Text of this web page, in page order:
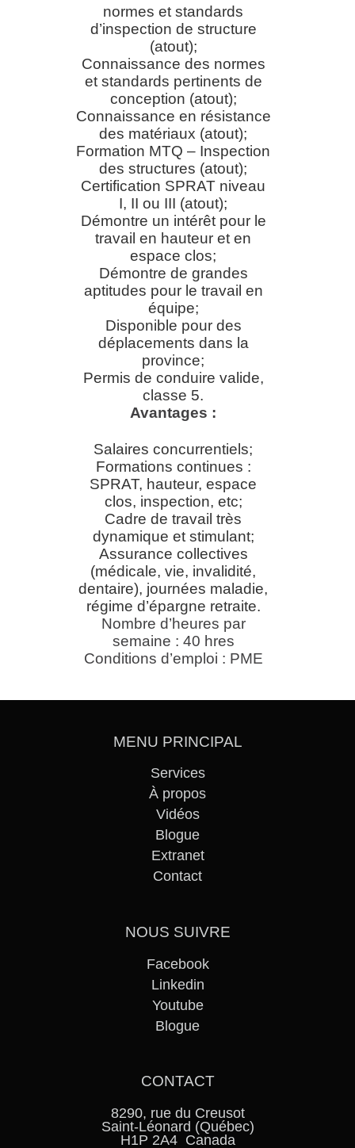
normes et standards
d’inspection de structure
(atout);
Connaissance des normes
et standards pertinents de
conception (atout);
Connaissance en résistance
des matériaux (atout);
Formation MTQ – Inspection
des structures (atout);
Certification SPRAT niveau
I, II ou III (atout);
Démontre un intérêt pour le
travail en hauteur et en
espace clos;
Démontre de grandes
aptitudes pour le travail en
équipe;
Disponible pour des
déplacements dans la
province;
Permis de conduire valide,
classe 5.
Avantages :
Salaires concurrentiels;
Formations continues :
SPRAT, hauteur, espace
clos, inspection, etc;
Cadre de travail très
dynamique et stimulant;
Assurance collectives
(médicale, vie, invalidité,
dentaire), journées maladie,
régime d’épargne retraite.
Nombre d’heures par
semaine : 40 hres
Conditions d’emploi : PME
MENU PRINCIPAL
Services
À propos
Vidéos
Blogue
Extranet
Contact
NOUS SUIVRE
Facebook
Linkedin
Youtube
Blogue
CONTACT
8290, rue du Creusot
Saint-Léonard (Québec)
H1P 2A4 Canada